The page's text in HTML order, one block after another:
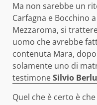
Ma non sarebbe un
Carfagna e Bocchino
Mezzaroma, si
uomo che avrebbe
contenuta Mara,
solamente uno di
testimoneSilvio
Quel che è certo è che